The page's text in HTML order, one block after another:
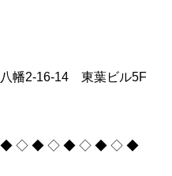
幡2-16-14 東葉ビル5F
◇ ◆ ◇ ◆ ◇ ◆ ◇ ◆